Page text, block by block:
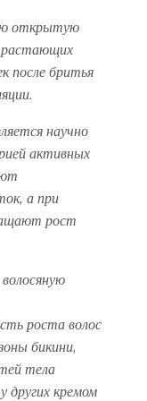
открытую
после бритья
научно
активных
а при
рост
роста волос
бикини,
тела
других кремом